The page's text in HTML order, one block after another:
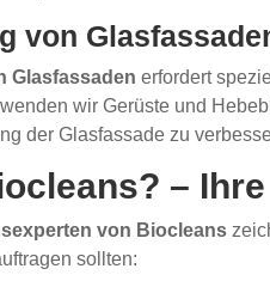
von
Glasfassaden erfordert
wir Gerüste und
der Glasfassade zu
–
von Biocleans
sollten: